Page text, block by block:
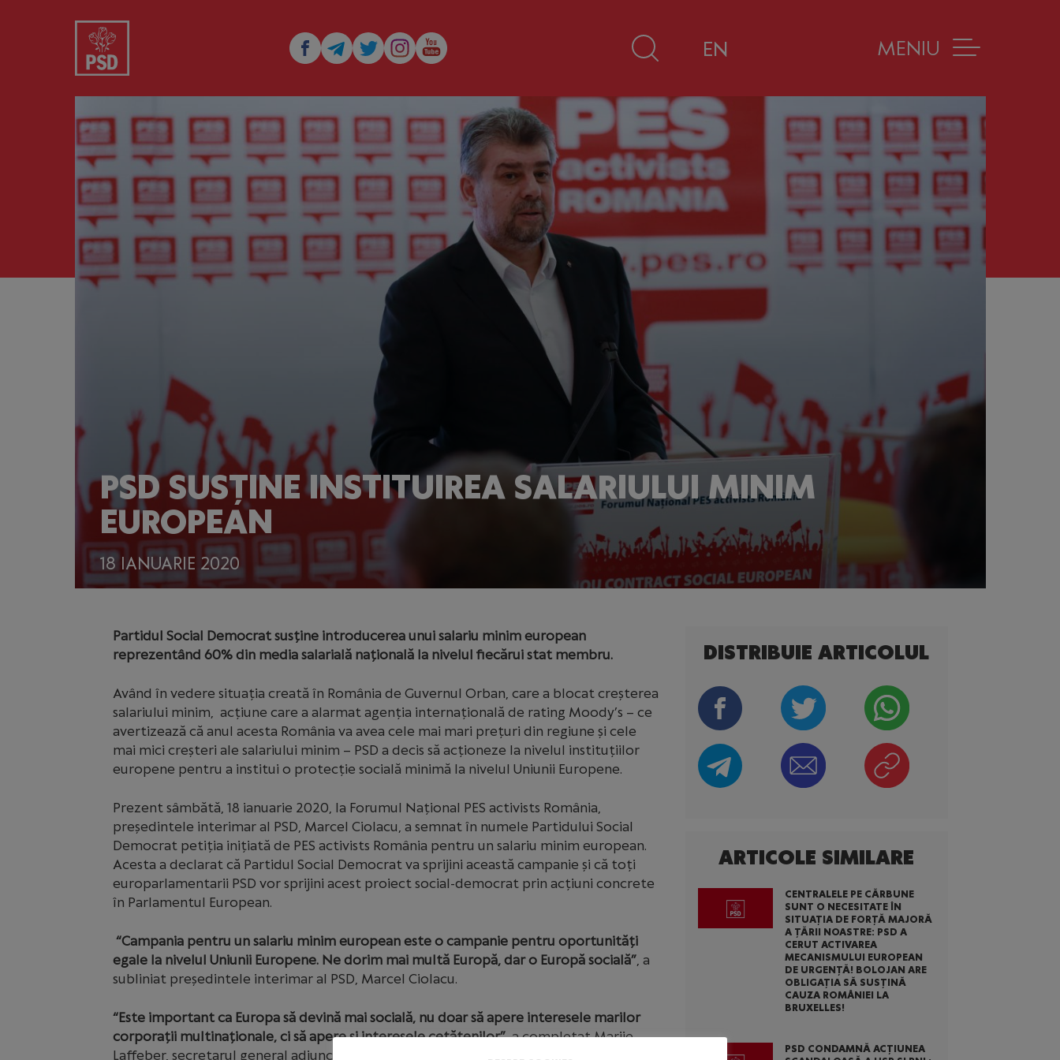
EN MENIU
18 IANUARIE 2020
PSD SUSȚINE INSTITUIREA SALARIULUI MINIM
EUROPEAN
Partidul Social Democrat susține introducerea unui salariu minim european
reprezentând 60% din media salarială națională la nivelul fiecărui stat membru.
Având în vedere situația creată în România de Guvernul Orban, care a blocat creșterea
salariului minim, acțiune care a alarmat agenția internațională de rating Moody’s – ce
avertizează că anul acesta România va avea cele mai mari prețuri din regiune și cele
mai mici creșteri ale salariului minim – PSD a decis să acționeze la nivelul instituțiilor
europene pentru a institui o protecție socială minimă la nivelul Uniunii Europene.
Prezent sâmbătă, 18 ianuarie 2020, la Forumul Național PES activists România,
președintele interimar al PSD, Marcel Ciolacu, a semnat în numele Partidului Social
Democrat petiția inițiată de PES activists România pentru un salariu minim european.
Acesta a declarat că Partidul Social Democrat va sprijini această campanie și că toți
europarlamentarii PSD vor sprijini acest proiect social-democrat prin acțiuni concrete
în Parlamentul European.
“Campania pentru un salariu minim european este o campanie pentru oportunități
egale la nivelul Uniunii Europene. Ne dorim mai multă Europă, dar o Europă socială”, a
subliniat președintele interimar al PSD, Marcel Ciolacu.
“Este important ca Europa să devină mai socială, nu doar să apere interesele marilor
corporații multinaționale, ci să apere și interesele cetățenilor”, a completat Marije
Laffeber, secretarul general adjunct al Partidului Socialiștilor Europeni.
ARTICOLE SIMILARE
CENTRALELE PE CĂRBUNE
SUNT O NECESITATE ÎN
SITUAȚIA DE FORȚĂ MAJORĂ
A ȚĂRII NOASTRE: PSD A
CERUT ACTIVAREA
MECANISMULUI EUROPEAN
DE URGENȚĂ! BOLOJAN ARE
OBLIGAȚIA SĂ SUSȚINĂ
CAUZA ROMÂNIEI LA
BRUXELLES!
PSD CONDAMNĂ ACȚIUNEA
DISTRIBUIE ARTICOLUL